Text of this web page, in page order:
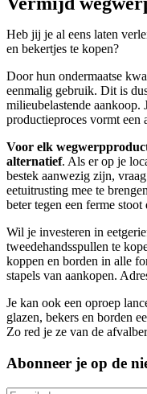
Heb jij je al eens laten
en bekertjes te kopen?
Door hun ondermaatse
eenmalig gebruik. Dit is
milieubelastende aankoop.
productieproces vormt een
Voor elk
alternatief. Als er op je
bestek aanwezig zijn,
eetuitrusting mee te
beter tegen een ferme stoot
Wil je investeren in
tweedehandsspullen te
koppen en borden in alle
stapels van aankopen.
Je kan ook een oproep
glazen, bekers en borden
Zo red je ze van de
Abonneer je op de